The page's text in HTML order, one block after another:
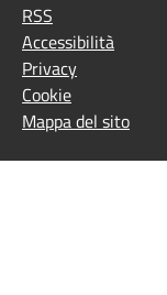
RSS
Accessibilità
Privacy
Cookie
Mappa del sito